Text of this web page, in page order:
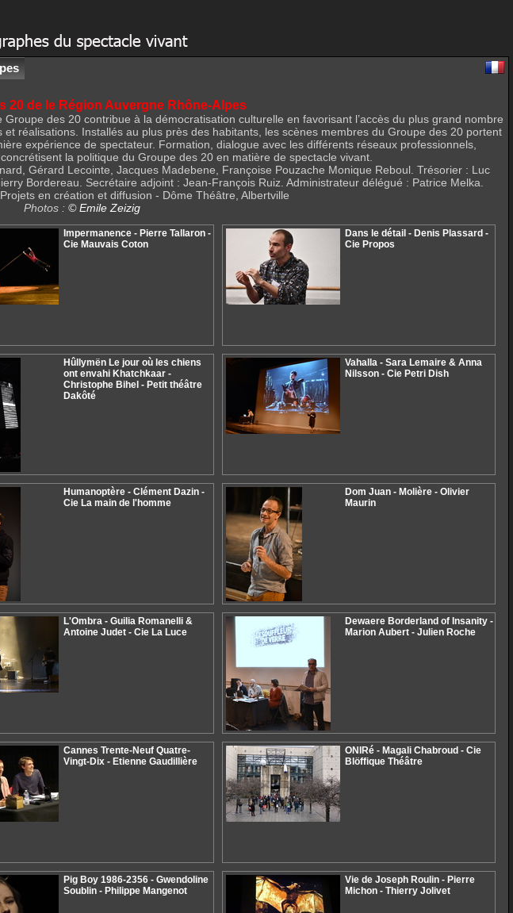
20 de le Région Auvergne Rhône-Alpes
des 20 contribue à la démocratisation culturelle en favorisant l’accès du plus grand nombre
réalisations. Installés au plus près des habitants, les scènes membres du Groupe des 20 portent
expérience de spectateur. Formation, dialogue avec les différents réseaux professionnels,
la politique du Groupe des 20 en matière de spectacle vivant.
Gérard Lecointe, Jacques Madebene, Françoise Pouzache Monique Reboul. Trésorier : Luc
Bordereau. Secrétaire adjoint : Jean-François Ruiz. Administrateur délégué : Patrice Melka.
en création et diffusion - Dôme Théâtre, Albertville
Photos : © Emile Zeizig
Impermanence - Pierre Tallaron -
Cie Mauvais Coton
Dans le détail - Denis Plassard -
Cie Propos
Hûllymën Le jour où les chiens
ont envahi Khatchkaar -
Christophe Bihel - Petit théâtre
Dakôté
Vahalla - Sara Lemaire & Anna
Nilsson - Cie Petri Dish
Humanoptère - Clément Dazin -
Cie La main de l'homme
Dom Juan - Molière - Olivier
Maurin
L'Ombra - Guilia Romanelli &
Antoine Judet - Cie La Luce
Dewaere Borderland of Insanity -
Marion Aubert - Julien Roche
Cannes Trente-Neuf Quatre-
Vingt-Dix - Etienne Gaudillière
ONIRé - Magali Chabroud - Cie
Blöffique Théâtre
Pig Boy 1986-2356 - Gwendoline
Soublin - Philippe Mangenot
Vie de Joseph Roulin - Pierre
Michon - Thierry Jolivet